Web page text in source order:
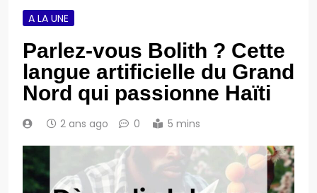
A LA UNE
Parlez-vous Bolith ? Cette
langue artificielle du Grand
Nord qui passionne Haïti
2 ans ago 0 5 mins